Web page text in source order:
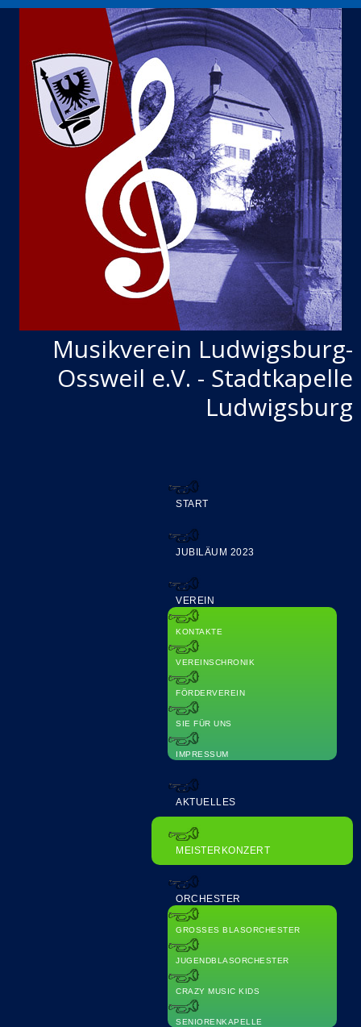
Musikverein Ludwigsburg-
Ossweil e.V. - Stadtkapelle
Ludwigsburg
START
JUBILÄUM 2023
VEREIN
KONTAKTE
VEREINSCHRONIK
FÖRDERVEREIN
SIE FÜR UNS
IMPRESSUM
AKTUELLES
MEISTERKONZERT
ORCHESTER
GROSSES BLASORCHESTER
JUGENDBLASORCHESTER
CRAZY MUSIC KIDS
SENIORENKAPELLE